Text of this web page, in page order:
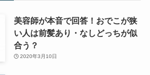
美容師が本音で回答！おでこが狭
い人は前髪あり・なしどっちが似
合う？
2020年3月10日